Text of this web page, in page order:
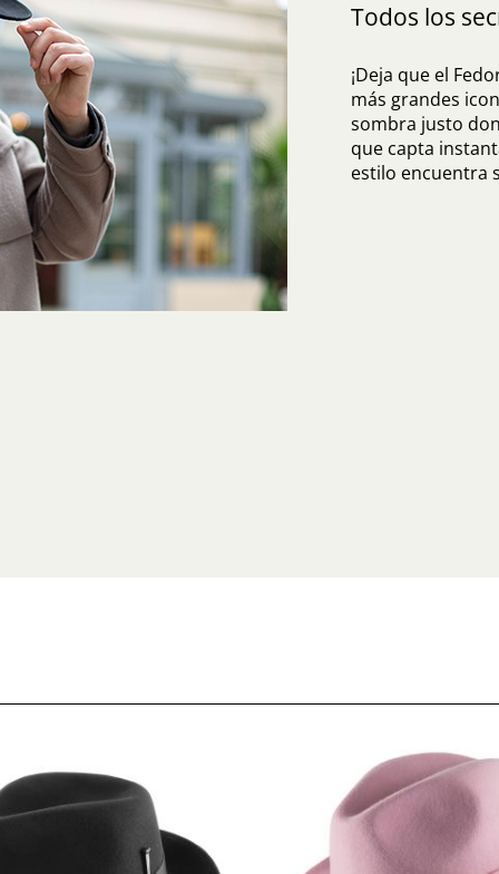
Todos los
¡Deja que el
más grandes
sombra justo
que capta
estilo encuentra